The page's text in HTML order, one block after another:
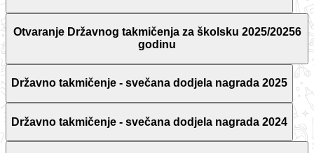
Otvaranje Državnog takmičenja za školsku 2025/20256
godinu
Državno takmičenje - svečana dodjela nagrada 2025
Državno takmičenje - svečana dodjela nagrada 2024